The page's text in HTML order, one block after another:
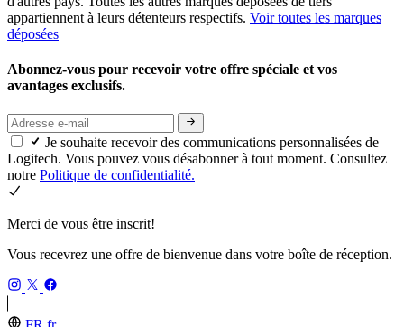
appartiennent à leurs détenteurs respectifs. Voir toutes les marques
déposées
Abonnez-vous pour recevoir votre offre spéciale et vos
avantages exclusifs.
Je souhaite recevoir des communications personnalisées de
Logitech. Vous pouvez vous désabonner à tout moment. Consultez
notre Politique de confidentialité.
Merci de vous être inscrit!
Vous recevrez une offre de bienvenue dans votre boîte de réception.